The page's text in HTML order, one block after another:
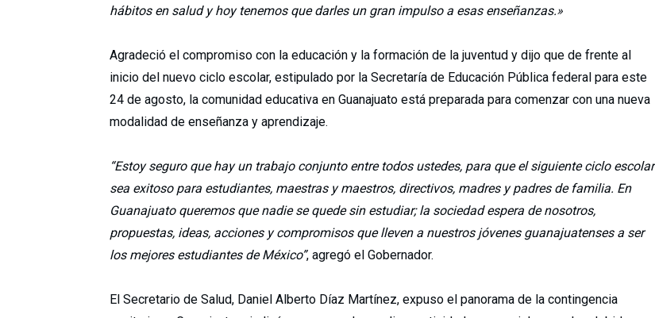
hábitos en salud y hoy tenemos que darles un gran impulso a esas enseñanzas.»
Agradeció el compromiso con la educación y la formación de la juventud y dijo que de frente al
inicio del nuevo ciclo escolar, estipulado por la Secretaría de Educación Pública federal para este
24 de agosto, la comunidad educativa en Guanajuato está preparada para comenzar con una nueva
modalidad de enseñanza y aprendizaje.
“Estoy seguro que hay un trabajo conjunto entre todos ustedes, para que el siguiente ciclo escolar
sea exitoso para estudiantes, maestras y maestros, directivos, madres y padres de familia. En
Guanajuato queremos que nadie se quede sin estudiar; la sociedad espera de nosotros,
propuestas, ideas, acciones y compromisos que lleven a nuestros jóvenes guanajuatenses a ser
los mejores estudiantes de México”, agregó el Gobernador.
El Secretario de Salud, Daniel Alberto Díaz Martínez, expuso el panorama de la contingencia